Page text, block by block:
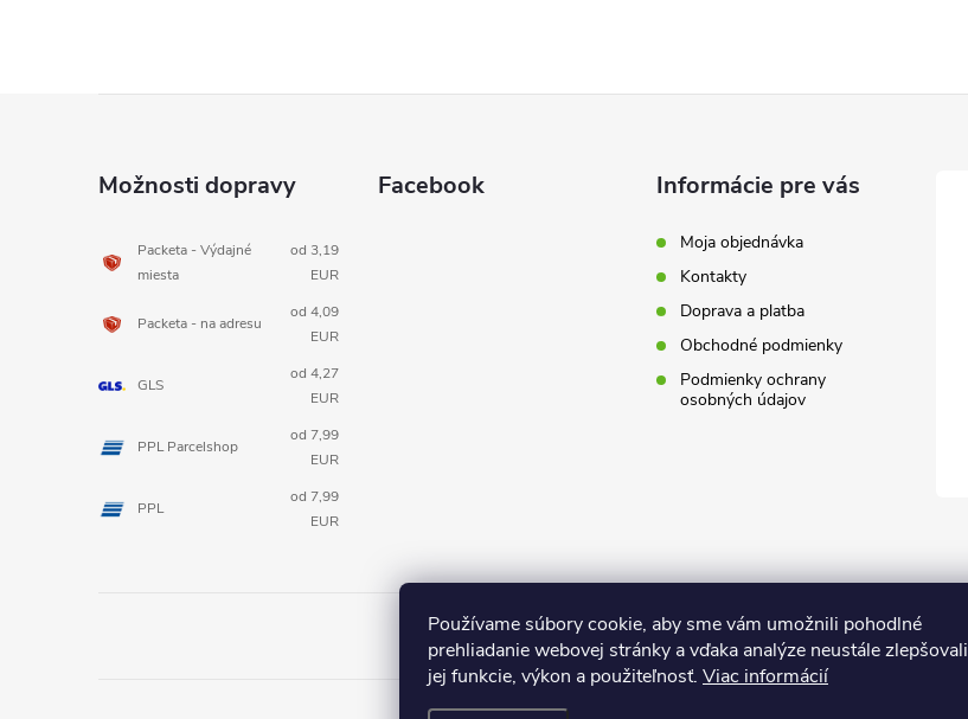
Používame súbory cookie, aby sme vám umožnili pohodlné
prehliadanie webovej stránky a vďaka analýze neustále zlepšovali
jej funkcie, výkon a použiteľnosť. Viac informácií
Možnosti dopravy
Packeta - Výdajné
miesta
od 3,19
EUR
Packeta - na adresu
od 4,09
EUR
GLS
od 4,27
EUR
PPL Parcelshop
od 7,99
EUR
PPL
od 7,99
EUR
Facebook Informácie pre vás
Moja objednávka
Kontakty
Doprava a platba
Obchodné podmienky
Podmienky ochrany
osobných údajov